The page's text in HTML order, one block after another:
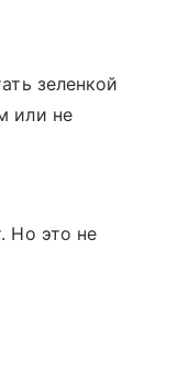
зеленкой
или не
Но это не